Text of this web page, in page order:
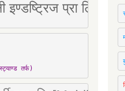
इण्डष्ट्रिज प्रा लि
तर्फ)